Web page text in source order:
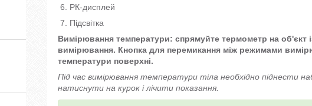
6. РК-дисплей
7. Підсвітка
Вимірювання температури: спрямуйте термометр на об'єкт
вимірювання. Кнопка для перемикання між режимами
температури поверхні.
Під час вимірювання температури тіла необхідно піднести
натиснути на курок і лічити показання.